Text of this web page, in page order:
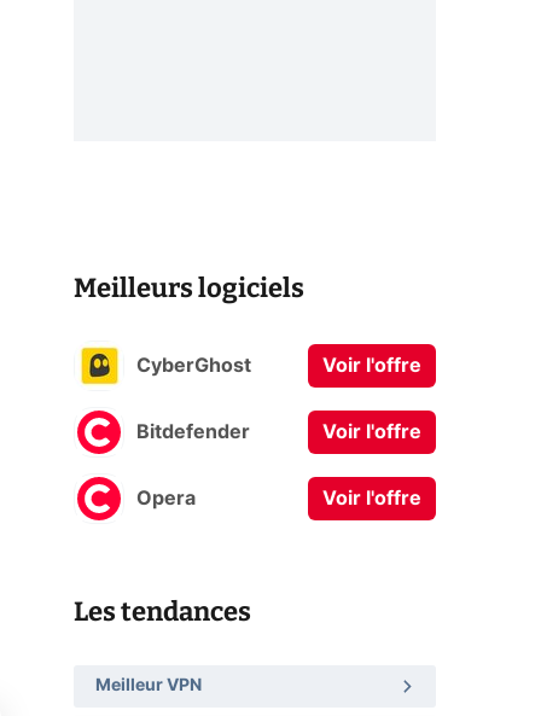
Meilleurs logiciels
CyberGhost Voir l'offre
Bitdefender Voir l'offre
Opera Voir l'offre
Les tendances
Meilleur VPN